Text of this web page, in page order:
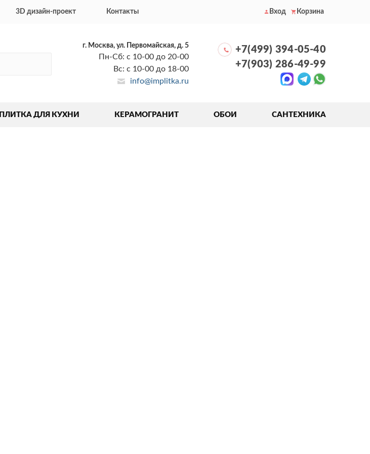
3D дизайн-проект Контакты Вход Корзина
г. Москва, ул. Первомайская, д. 5
Пн-Сб: с 10-00 до 20-00
Вс: с 10-00 до 18-00
info@implitka.ru
+7(499) 394-05-40
+7(903) 286-49-99
ПЛИТКА ДЛЯ КУХНИ КЕРАМОГРАНИТ ОБОИ САНТЕХНИКА